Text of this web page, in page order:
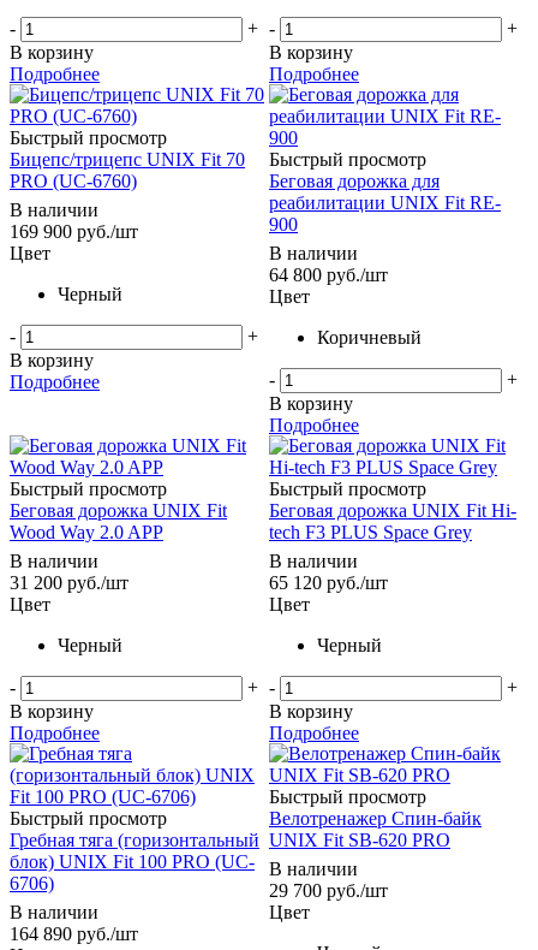
-
+
В корзину
Подробнее
-
+
В корзину
Подробнее
Быстрый просмотр
Бицепс/трицепс UNIX Fit 70
PRO (UC-6760)
В наличии
169 900 руб./шт
Цвет
Черный
-
+
В корзину
Подробнее
Быстрый просмотр
Беговая дорожка для
реабилитации UNIX Fit RE-
900
В наличии
64 800 руб./шт
Цвет
Коричневый
-
+
В корзину
Подробнее
Быстрый просмотр
Беговая дорожка UNIX Fit
Wood Way 2.0 APP
В наличии
31 200 руб./шт
Цвет
Черный
-
+
В корзину
Подробнее
Быстрый просмотр
Беговая дорожка UNIX Fit Hi-
tech F3 PLUS Space Grey
В наличии
65 120 руб./шт
Цвет
Черный
-
+
В корзину
Подробнее
Быстрый просмотр
Гребная тяга (горизонтальный
блок) UNIX Fit 100 PRO (UC-
6706)
В наличии
164 890 руб./шт
Быстрый просмотр
Велотренажер Спин-байк
UNIX Fit SB-620 PRO
В наличии
29 700 руб./шт
Цвет